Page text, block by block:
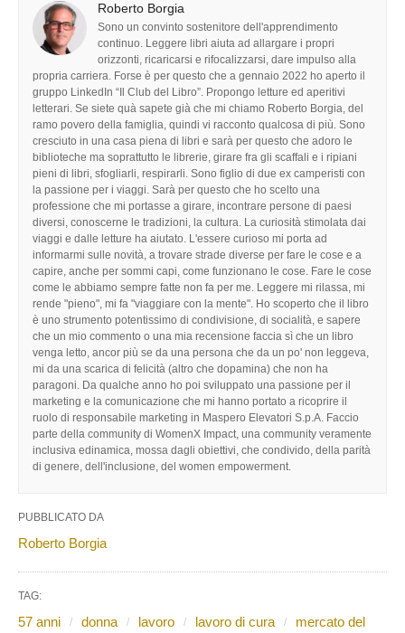
Roberto Borgia
Sono un convinto sostenitore dell'apprendimento
continuo. Leggere libri aiuta ad allargare i propri
orizzonti, ricaricarsi e rifocalizzarsi, dare impulso alla
propria carriera. Forse è per questo che a gennaio 2022 ho aperto il
gruppo LinkedIn “Il Club del Libro”. Propongo letture ed aperitivi
letterari. Se siete quà sapete già che mi chiamo Roberto Borgia, del
ramo povero della famiglia, quindi vi racconto qualcosa di più. Sono
cresciuto in una casa piena di libri e sarà per questo che adoro le
biblioteche ma soprattutto le librerie, girare fra gli scaffali e i ripiani
pieni di libri, sfogliarli, respirarli. Sono figlio di due ex camperisti con
la passione per i viaggi. Sarà per questo che ho scelto una
professione che mi portasse a girare, incontrare persone di paesi
diversi, conoscerne le tradizioni, la cultura. La curiosità stimolata dai
viaggi e dalle letture ha aiutato. L'essere curioso mi porta ad
informarmi sulle novità, a trovare strade diverse per fare le cose e a
capire, anche per sommi capi, come funzionano le cose. Fare le cose
come le abbiamo sempre fatte non fa per me. Leggere mi rilassa, mi
rende "pieno", mi fa "viaggiare con la mente". Ho scoperto che il libro
è uno strumento potentissimo di condivisione, di socialità, e sapere
che un mio commento o una mia recensione faccia sì che un libro
venga letto, ancor più se da una persona che da un po' non leggeva,
mi da una scarica di felicità (altro che dopamina) che non ha
paragoni. Da qualche anno ho poi sviluppato una passione per il
marketing e la comunicazione che mi hanno portato a ricoprire il
ruolo di responsabile marketing in Maspero Elevatori S.p.A. Faccio
parte della community di WomenX Impact, una community veramente
inclusiva edinamica, mossa dagli obiettivi, che condivido, della parità
di genere, dell'inclusione, del women empowerment.
PUBBLICATO DA
Roberto Borgia
TAG:
57 anni donna lavoro lavoro di cura
mercato del